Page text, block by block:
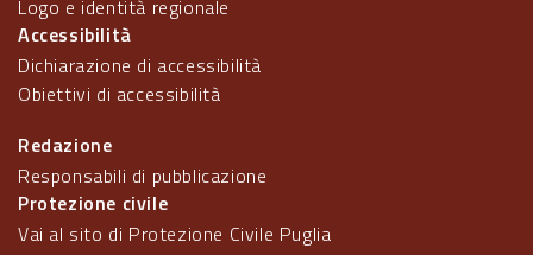
Logo e identità regionale
Accessibilità
Dichiarazione di accessibilità
Obiettivi di accessibilità
Redazione
Responsabili di pubblicazione
Protezione civile
Vai al sito di Protezione Civile Puglia